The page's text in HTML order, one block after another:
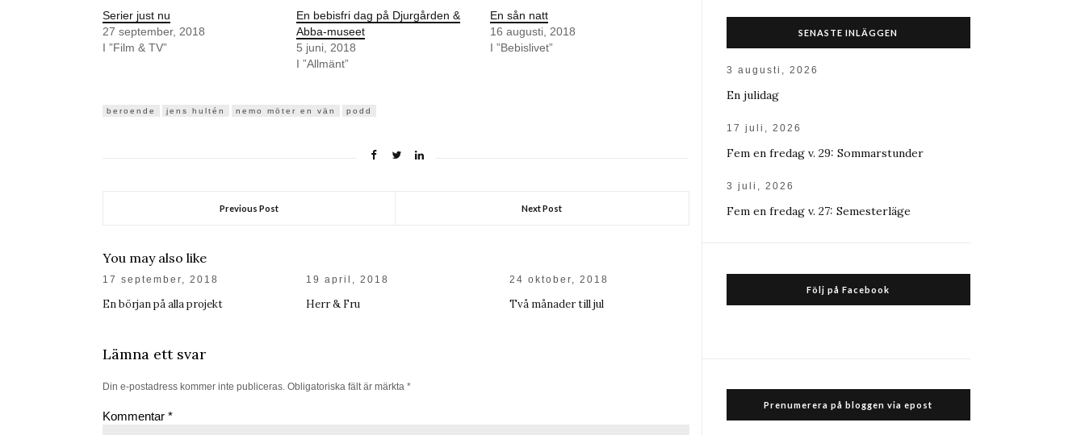
Serier just nu
27 september, 2018
I ”Film & TV”
En bebisfri dag på Djurgården &
Abba-museet
5 juni, 2018
I ”Allmänt”
En sån natt
16 augusti, 2018
I ”Bebislivet”
beroende jens hultén nemo möter en vän podd
Previous Post Next Post
You may also like
17 september, 2018
En början på alla projekt
19 april, 2018
Herr & Fru
24 oktober, 2018
Två månader till jul
Lämna ett svar
Din e-postadress kommer inte publiceras. Obligatoriska fält är märkta *
Kommentar *
SENASTE INLÄGGEN
3 augusti, 2026
En julidag
17 juli, 2026
Fem en fredag v. 29: Sommarstunder
3 juli, 2026
Fem en fredag v. 27: Semesterläge
Följ på Facebook
Prenumerera på bloggen via epost